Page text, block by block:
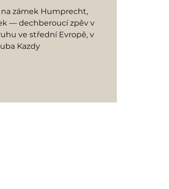
zámek Humprecht,
— dechberoucí zpěv v
ve střední Evropě, v
Kazdy